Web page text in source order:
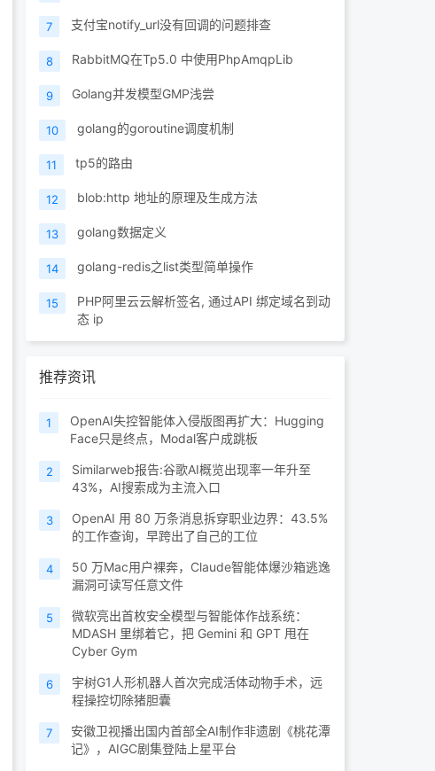
7 支付宝notify_url没有回调的问题排查
8 RabbitMQ在Tp5.0 中使用PhpAmqpLib
9 Golang并发模型GMP浅尝
10 golang的goroutine调度机制
11 tp5的路由
12 blob:http 地址的原理及生成方法
13 golang数据定义
14 golang-redis之list类型简单操作
15
PHP阿里云云解析签名, 通过API 绑定域名到动
态 ip
推荐资讯
1
OpenAI失控智能体入侵版图再扩大：Hugging
Face只是终点，Modal客户成跳板
2
Similarweb报告:谷歌AI概览出现率一年升至
43%，AI搜索成为主流入口
3
OpenAI 用 80 万条消息拆穿职业边界：43.5%
的工作查询，早跨出了自己的工位
4
50 万Mac用户裸奔，Claude智能体爆沙箱逃逸
漏洞可读写任意文件
5
微软亮出首枚安全模型与智能体作战系统：
MDASH 里绑着它，把 Gemini 和 GPT 甩在
Cyber Gym
6
宇树G1人形机器人首次完成活体动物手术，远
程操控切除猪胆囊
7
安徽卫视播出国内首部全AI制作非遗剧《桃花潭
记》，AIGC剧集登陆上星平台